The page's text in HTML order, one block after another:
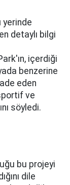
yerinde
detaylı bilgi
içerdiği
benzerine
eden
ve
söyledi.
bu projeyi
dile